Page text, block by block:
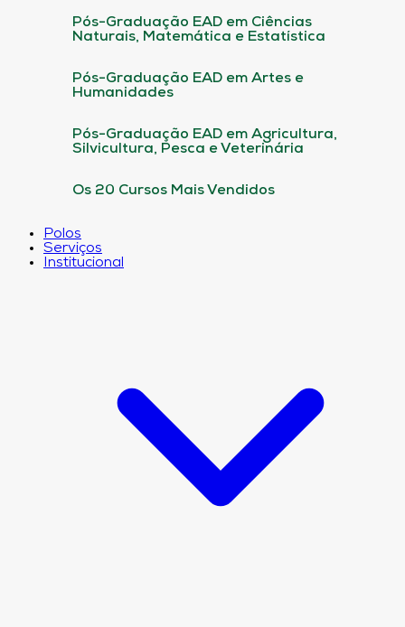
Pós-Graduação EAD em Ciências
Naturais, Matemática e Estatística
Pós-Graduação EAD em Artes e
Humanidades
Pós-Graduação EAD em Agricultura,
Silvicultura, Pesca e Veterinária
Os 20 Cursos Mais Vendidos
Polos
Serviços
Institucional